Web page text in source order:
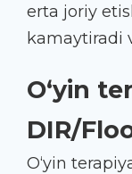
erta joriy
kamaytiradi
O‘yin
DIR/
O‘yin